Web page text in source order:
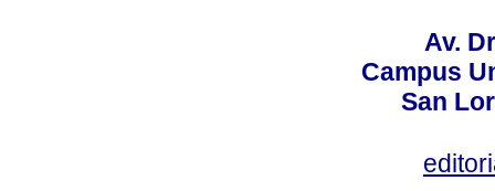
Av.
Campus
San